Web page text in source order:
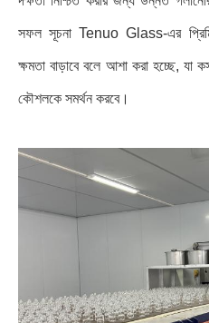
সফল সূচনা Tenuo Glass-এর
ক্ষমতা বাড়াবে বলে আশা করা হচ্ছে, যা
কৌশলকে সমর্থন করবে।